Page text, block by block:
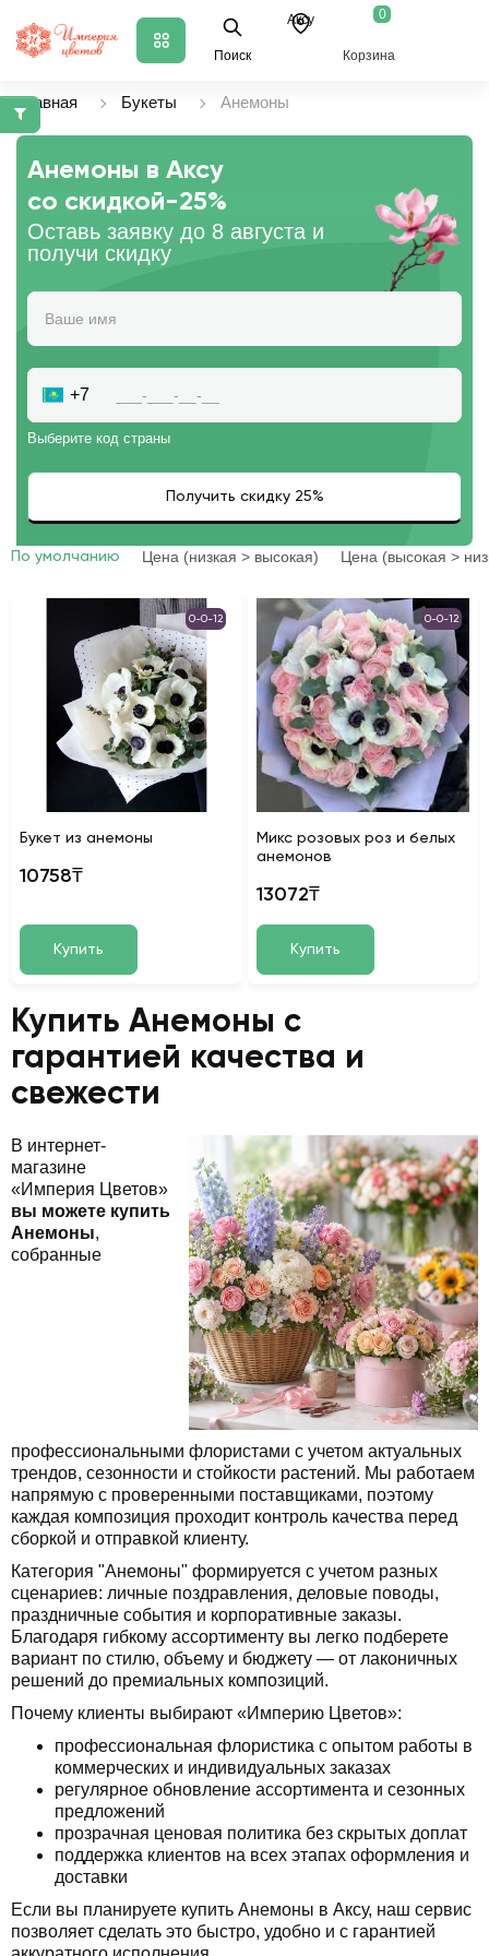
Поиск
Аксу 0
Корзина
Главная Букеты Анемоны
Анемоны в Аксу
со скидкой-25%
Оставь заявку до 8 августа и
получи скидку
+7
Выберите код страны
По умолчанию Цена (низкая > высокая) Цена (высокая >
0-0-12
Букет из анемоны
10758₸
Купить
0-0-12
Микс розовых роз и белых
анемонов
13072₸
Купить
Купить Анемоны с
гарантией качества и
свежести
В интернет-
магазине
«Империя Цветов»
вы можете купить
Анемоны,
собранные
профессиональными флористами с учетом актуальных
трендов, сезонности и стойкости растений. Мы работаем
напрямую с проверенными поставщиками, поэтому
каждая композиция проходит контроль качества перед
сборкой и отправкой клиенту.
Категория "Анемоны" формируется с учетом разных
сценариев: личные поздравления, деловые поводы,
праздничные события и корпоративные заказы.
Благодаря гибкому ассортименту вы легко подберете
вариант по стилю, объему и бюджету — от лаконичных
решений до премиальных композиций.
Почему клиенты выбирают «Империю Цветов»:
профессиональная флористика с опытом работы в
коммерческих и индивидуальных заказах
регулярное обновление ассортимента и сезонных
предложений
прозрачная ценовая политика без скрытых доплат
поддержка клиентов на всех этапах оформления и
доставки
Если вы планируете купить Анемоны в Аксу, наш сервис
позволяет сделать это быстро, удобно и с гарантией